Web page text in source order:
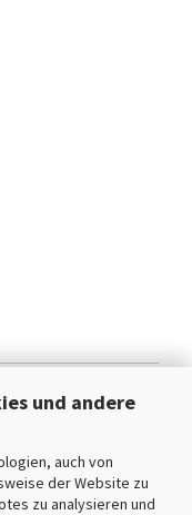
und andere
auch von
der Website zu
zu analysieren und